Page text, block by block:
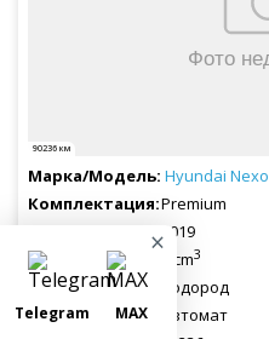
90236 км
Hyundai Nexo
Premium
2019
0 cm3
Водород
Автомат
×
Telegram MAX